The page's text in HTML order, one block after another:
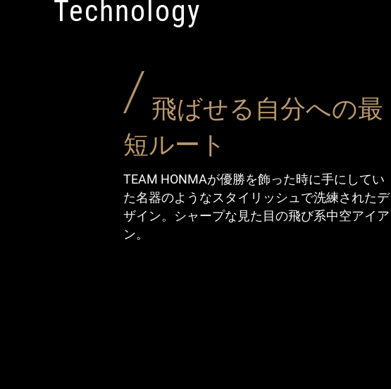
Technology
飛ばせる自分への最
短ルート
TEAM HONMAが優勝を飾った時に手にしてい
た名器のようなスタイリッシュで洗練されたデ
ザイン。シャープな見た目の飛び系中空アイア
ン。